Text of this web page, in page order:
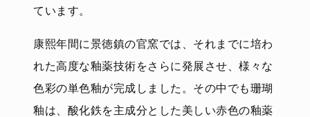
ています。
康熙年間に景徳鎮の官窯では、それまでに培わ
れた高度な釉薬技術をさらに発展させ、様々な
色彩の単色釉が完成しました。その中でも珊瑚
釉は、酸化鉄を主成分とした美しい赤色の釉薬